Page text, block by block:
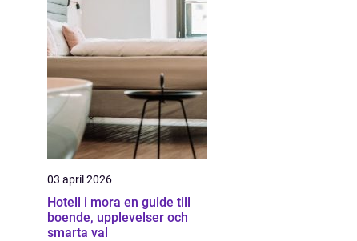
03 april 2026
Hotell i mora en guide till
boende, upplevelser och
smarta val